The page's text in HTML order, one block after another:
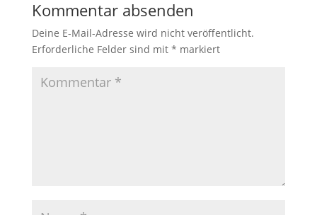
Kommentar absenden
Deine E-Mail-Adresse wird nicht veröffentlicht.
Erforderliche Felder sind mit * markiert